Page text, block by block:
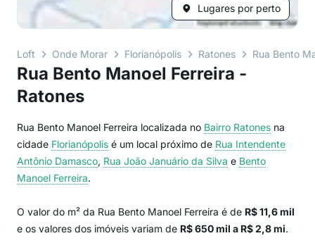
Lugares por perto
Loft Onde Morar Florianópolis Ratones Rua Bento
Rua Bento Manoel Ferreira -
Ratones
Rua Bento Manoel Ferreira localizada no Bairro Ratones na
cidade Florianópolis é um local próximo de Rua Intendente
Antônio Damasco, Rua João Januário da Silva e Bento
Manoel Ferreira.
O valor do m² da Rua Bento Manoel Ferreira é de R$ 11,6 mil
e os valores dos imóveis variam de R$ 650 mil a R$ 2,8 mi.